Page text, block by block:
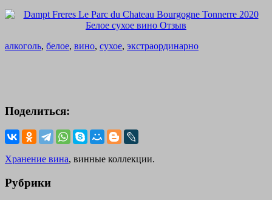
алкоголь, белое, вино, сухое, экстраординарно
Поделиться:
Хранение вина, винные коллекции.
Рубрики